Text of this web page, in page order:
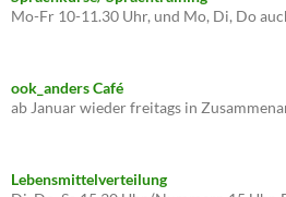
Mo-Fr 10-11.30 Uhr, und Mo, Di, Do
ook_anders Café
ab Januar wieder freitags in
Lebensmittelverteilung